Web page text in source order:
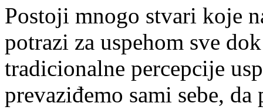
Postoji mnogo stvari koje
potrazi za uspehom sve
tradicionalne percepcije
prevaziđemo sami sebe,